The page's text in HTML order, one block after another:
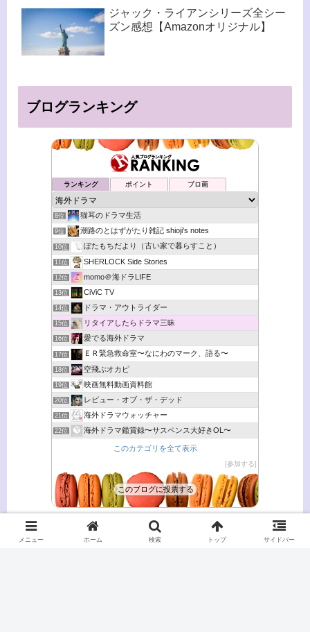
ジャック・ライアンシリーズ全シー
ズン感想【Amazonオリジナル】
ブログランキング
ランキング ポイント ブロ画
8位 猫耳のドラマ生活
9位 潮路のとはずがたり雑記 shioji's notes
10位 ぼたもちだより（古い家で暮らすこと）
11位 SHERLOCK Side Stories
12位 momo＠海ドラLIFE
13位 CiViC TV
14位 ドラマ・アウトライダー
15位 リタイアしたらドラマ三昧
16位 愛でる海外ドラマ
17位 ＥＲ緊急救命室〜なにわのマーク、語る〜
18位 空飛ぶオカピ
19位 映画無料動画資料館
20位 レビュー・オブ・ザ・デッド
21位 海外ドラマウォッチャー
22位 海外ドラマ鑑賞録〜サスペンス大好きOL〜
このカテゴリを全て表示
参加する
このブログに投票する
メニュー ホーム 検索 トップ サイドバー